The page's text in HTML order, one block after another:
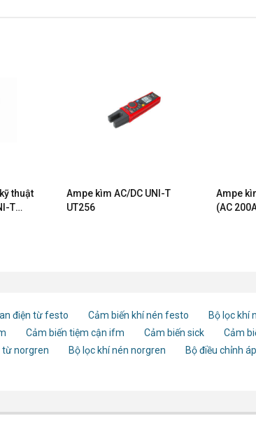
thuật
T
Ampe kìm AC/DC UNI-T
UT256
Ampe
(AC
điện từ festo Cảm biến khí nén festo Bộ lọc khí
Cảm biến tiệm cận ifm Cảm biến sick
Cảm
từ norgren Bộ lọc khí nén norgren
Bộ điều chỉnh